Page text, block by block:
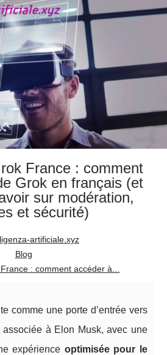
France : comment
Grok en français (et
sur modération,
et sécurité)
artificiale.xyz
Blog
: comment accéder à...
comme une porte d’entrée vers
associée à Elon Musk, avec une
expérience optimisée pour le